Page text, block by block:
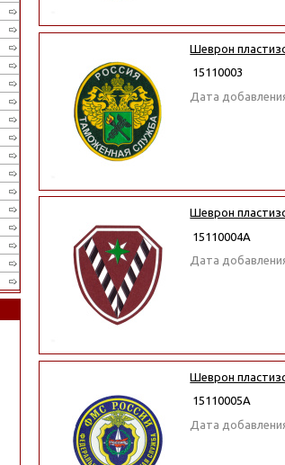
Шеврон
15110003
Дата
Шеврон
15110004А
Дата
Шеврон
15110005А
Дата